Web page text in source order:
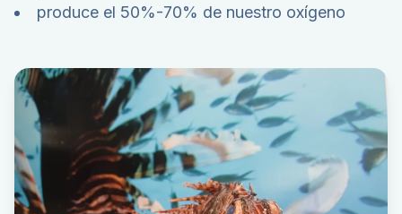
produce el 50%-70% de nuestro oxígeno